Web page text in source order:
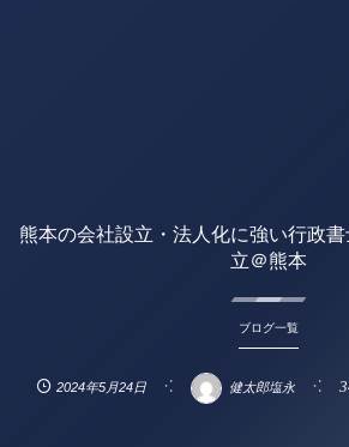
熊本の会社設立・法人化に強い行
立＠熊本
ブログ一覧
2024年5月24日 健太郎塩永